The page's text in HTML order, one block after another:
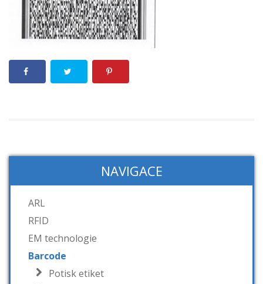
NAVIGACE
ARL
RFID
EM technologie
Barcode
Potisk etiket